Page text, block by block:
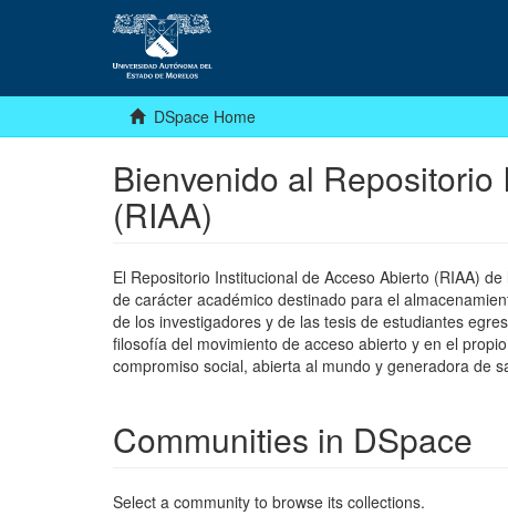
DSpace Home
Bienvenido al
(RIAA)
El Repositorio Institucional de Acceso Abierto (RIAA)
de carácter académico destinado para el
de los investigadores y de las tesis de estudiantes
filosofía del movimiento de acceso abierto y en el
compromiso social, abierta al mundo y generadora de
Communities in DSpace
Select a community to browse its collections.